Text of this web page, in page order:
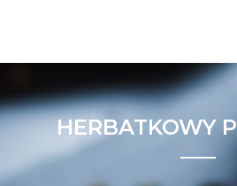
HERBATKOWY